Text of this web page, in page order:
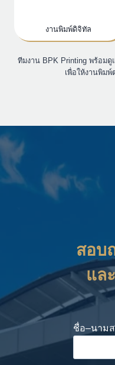
งานพิมพ์ดิจิทัล
ทีมงาน BPK Printing พร้อม
เพื่อให้งานพิม
สอบ
แล
ชื่อ–นาม